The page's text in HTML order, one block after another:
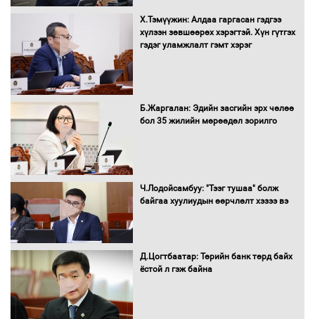
Санхүүгийн хэмнэлтийн горимд эрүүл
мэндийн салбар хамаарахгүй
Нөөцийн махны худалдаа,
борлуулалтыг нээлттэй ил тод
Монгол Улс “COP17”-д “Тал хээрийн
төлөвлөгөө”-гөө танилцуулна
16 төрлийн эмийг нэг эх үүсвэрээс
Х.Тэмүүжин: Алдаа гаргасан гэдгээ
хүлээн зөвшөөрөх хэрэгтэй. Хүн гүтгэх
гэдэг уламжлалт гэмт хэрэг
Б.Жаргалан: Эдийн засгийн эрх чөлөө
бол 35 жилийн мөрөөдөл зорилго
Ч.Лодойсамбуу: "Тээг тушаа" болж
байгаа хуулиудын өөрчлөлт хэзээ вэ
Д.Цогтбаатар: Төрийн банк төрд байх
ёстой л гэж байна